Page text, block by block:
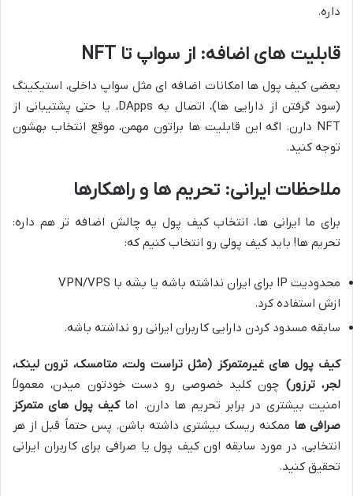
داره.
قابلیت های اضافه: از سواپ تا NFT
بعضی کیف پول ها امکانات اضافه ای مثل سواپ داخلی، استیکینگ
(سود گرفتن از دارایی ها)، اتصال به DApps، یا حتی پشتیبانی از
NFT دارن. اگه این قابلیت ها براتون مهمن، موقع انتخاب بهشون
توجه کنید.
ملاحظات ایرانی: تحریم ها و راهکارها
برای ما ایرانی ها، انتخاب کیف پول یه چالش اضافه تر هم داره:
تحریم ها! باید کیف پولی رو انتخاب کنیم که:
محدودیت IP برای ایران نداشته باشه یا بشه با VPN/VPS
ازش استفاده کرد.
سابقه مسدود کردن دارایی کاربران ایرانی رو نداشته باشه.
کیف پول های غیرمتمرکز (مثل تراست ولت، متامسک، ترون لینک،
لجر، ترزور) چون کلید خصوصی رو دست خودتون میدن، معمولاً
امنیت بیشتری در برابر تحریم ها دارن. اماکیف پول های متمرکز
صرافی ها ممکنه ریسک بیشتری داشته باشن. پس حتماً قبل از هر
انتخابی، در مورد سابقه اون کیف پول یا صرافی برای کاربران ایرانی
تحقیق کنید.